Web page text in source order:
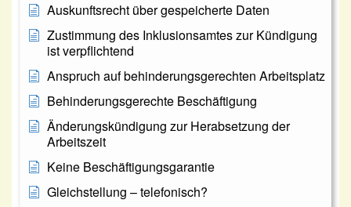
Auskunftsrecht über gespeicherte Daten
Zustimmung des Inklusionsamtes zur Kündigung
ist verpflichtend
Anspruch auf behinderungsgerechten Arbeitsplatz
Behinderungsgerechte Beschäftigung
Änderungskündigung zur Herabsetzung der
Arbeitszeit
Keine Beschäftigungsgarantie
Gleichstellung – telefonisch?